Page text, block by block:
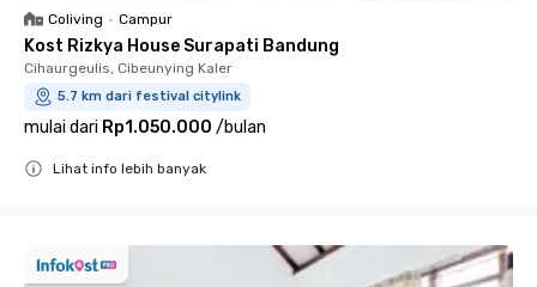
Coliving • Campur
Kost Rizkya House Surapati Bandung
Cihaurgeulis, Cibeunying Kaler
5.7 km dari festival citylink
mulai dari Rp1.050.000 /bulan
Lihat info lebih banyak